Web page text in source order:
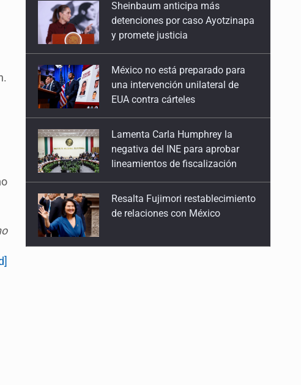
14 de Abril de 2026
Eitan
24 de Marzo de 2026
Subsidio sin seguridad
La falacia meninista
10 de Febrero de 2026
Reconocer también es retribuir
3 de Febrero de 2026
Sheinbaum anticipa más
detenciones por caso Ayotzinapa
y promete justicia
México no está preparado para
una intervención unilateral de
EUA contra cárteles
Lamenta Carla Humphrey la
negativa del INE para aprobar
lineamientos de fiscalización
Resalta Fujimori restablecimiento
de relaciones con México